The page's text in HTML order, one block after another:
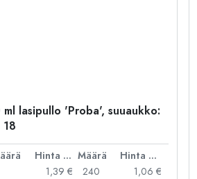
ml lasipullo 'Proba', suuaukko:
18
Hinta per kpl Määrä
Hinta per kpl
1,39 €
240
1,06 €